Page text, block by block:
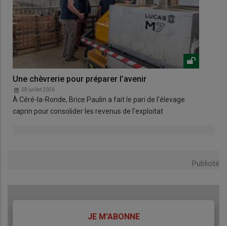
Une chèvrerie pour préparer l’avenir
03 juillet 2026
À Céré-la-Ronde, Brice Paulin a fait le pari de l’élevage
caprin pour consolider les revenus de l’exploitat
Publicité
JE M'ABONNE